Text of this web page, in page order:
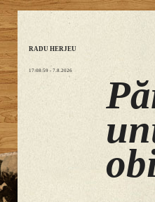
RADU HERJEU
17:09:00 - 7.8.2026